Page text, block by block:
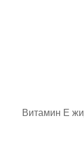
Витамин Е